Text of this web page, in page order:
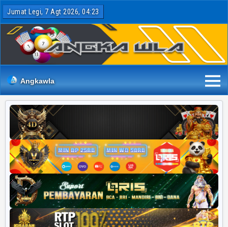
Jumat Legi, 7 Agt 2026, 04:23
Angkawla